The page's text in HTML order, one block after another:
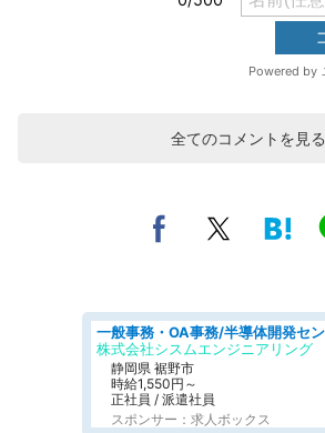
全てのコメントを見る
株式会社シスムエンジニアリング
静岡県 裾野市
時給1,550円～
正社員 / 派遣社員
スポンサー：求人ボックス